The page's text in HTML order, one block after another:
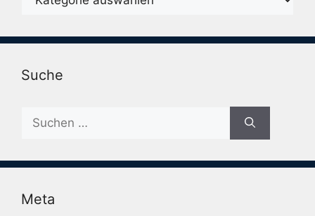
Suche
Suche
nach:
Meta